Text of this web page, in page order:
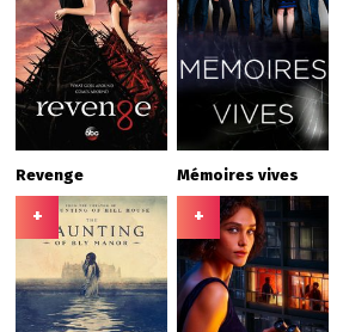
Revenge Mémoires vives
+ +